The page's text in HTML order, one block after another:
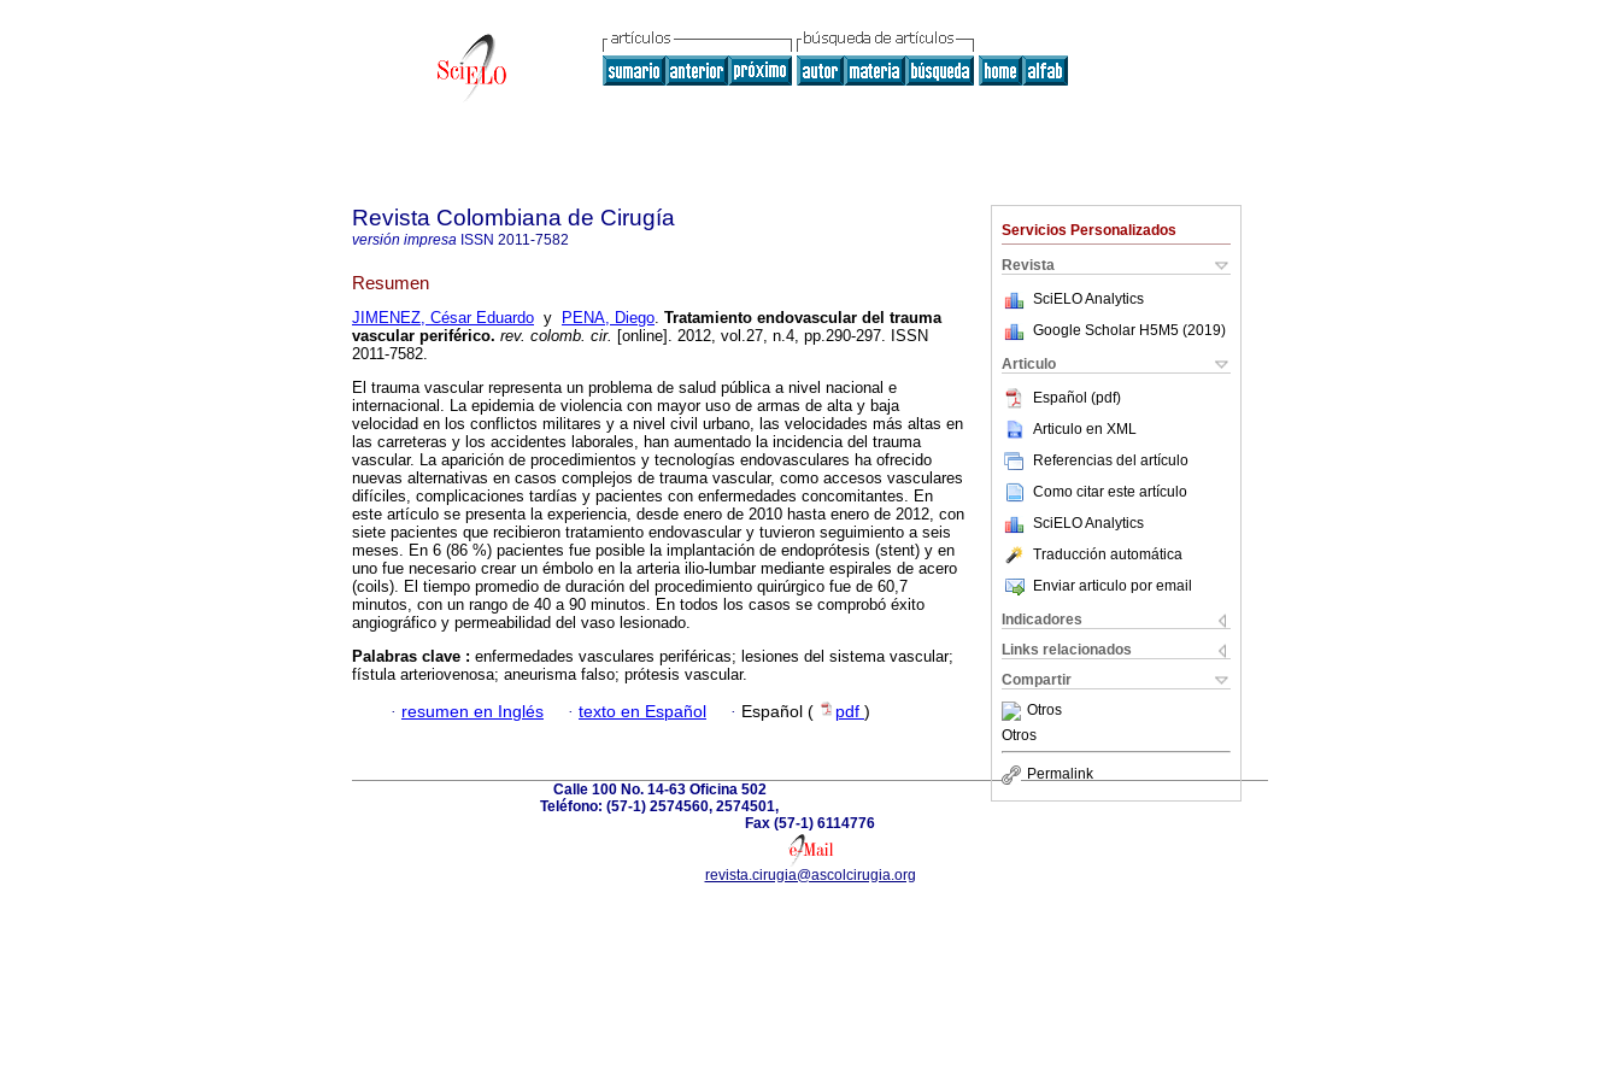
Servicios Personalizados
Revista
SciELO Analytics
Google Scholar H5M5 (2019)
Articulo
Español (pdf)
Articulo en XML
Referencias del artículo
Como citar este artículo
SciELO Analytics
Traducción automática
Enviar articulo por email
Indicadores
Links relacionados
Compartir
Otros
Otros
Permalink
Revista Colombiana de Cirugía
versión impresa ISSN 2011-7582
Resumen
JIMENEZ, César Eduardo y PENA, Diego. Tratamiento endovascular del trauma
vascular periférico. rev. colomb. cir. [online]. 2012, vol.27, n.4, pp.290-297. ISSN
2011-7582.
El trauma vascular representa un problema de salud pública a nivel nacional e
internacional. La epidemia de violencia con mayor uso de armas de alta y baja
velocidad en los conflictos militares y a nivel civil urbano, las velocidades más altas en
las carreteras y los accidentes laborales, han aumentado la incidencia del trauma
vascular. La aparición de procedimientos y tecnologías endovasculares ha ofrecido
nuevas alternativas en casos complejos de trauma vascular, como accesos vasculares
difíciles, complicaciones tardías y pacientes con enfermedades concomitantes. En
este artículo se presenta la experiencia, desde enero de 2010 hasta enero de 2012, con
siete pacientes que recibieron tratamiento endovascular y tuvieron seguimiento a seis
meses. En 6 (86 %) pacientes fue posible la implantación de endoprótesis (stent) y en
uno fue necesario crear un émbolo en la arteria ilio-lumbar mediante espirales de acero
(coils). El tiempo promedio de duración del procedimiento quirúrgico fue de 60,7
minutos, con un rango de 40 a 90 minutos. En todos los casos se comprobó éxito
angiográfico y permeabilidad del vaso lesionado.
Palabras clave : enfermedades vasculares periféricas; lesiones del sistema vascular;
fístula arteriovenosa; aneurisma falso; prótesis vascular.
· resumen en Inglés · texto en Español · Español ( pdf )
Calle 100 No. 14-63 Oficina 502
Teléfono: (57-1) 2574560, 2574501,
Fax (57-1) 6114776
revista.cirugia@ascolcirugia.org